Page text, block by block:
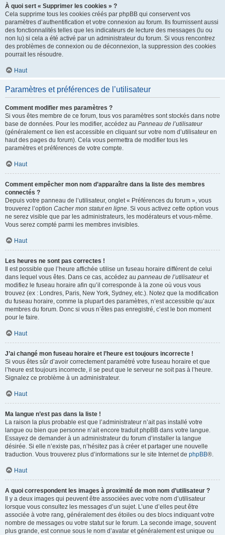
À quoi sert « Supprimer les cookies » ?
Cela supprime tous les cookies créés par phpBB qui conservent vos
paramètres d’authentification et votre connexion au forum. Ils fournissent aussi
des fonctionnalités telles que les indicateurs de lecture des messages (lu ou
non lu) si cela a été activé par un administrateur du forum. Si vous rencontrez
des problèmes de connexion ou de déconnexion, la suppression des cookies
pourrait les résoudre.
Haut
Paramètres et préférences de l’utilisateur
Comment modifier mes paramètres ?
Si vous êtes membre de ce forum, tous vos paramètres sont stockés dans notre
base de données. Pour les modifier, accédez au Panneau de l’utilisateur
(généralement ce lien est accessible en cliquant sur votre nom d’utilisateur en
haut des pages du forum). Cela vous permettra de modifier tous les
paramètres et préférences de votre compte.
Haut
Comment empêcher mon nom d’apparaître dans la liste des membres
connectés ?
Depuis votre panneau de l’utilisateur, onglet « Préférences du forum », vous
trouverez l’option Cacher mon statut en ligne. Si vous activez cette option vous
ne serez visible que par les administrateurs, les modérateurs et vous-même.
Vous serez compté parmi les membres invisibles.
Haut
Les heures ne sont pas correctes !
Il est possible que l’heure affichée utilise un fuseau horaire différent de celui
dans lequel vous êtes. Dans ce cas, accédez au panneau de l’utilisateuret
modifiez le fuseau horaire afin qu’il corresponde à la zone où vous vous
trouvez (ex : Londres, Paris, New York, Sydney, etc.). Notez que la modification
du fuseau horaire, comme la plupart des paramètres, n’est accessible qu’aux
membres du forum. Donc si vous n’êtes pas enregistré, c’est le bon moment
pour le faire.
Haut
J’ai changé mon fuseau horaire et l’heure est toujours incorrecte !
Si vous êtes sûr d’avoir correctement paramétré votre fuseau horaire et que
l’heure est toujours incorrecte, il se peut que le serveur ne soit pas à l’heure.
Signalez ce problème à un administrateur.
Haut
Ma langue n’est pas dans la liste !
La raison la plus probable est que l’administrateur n’ait pas installé votre
langue ou bien que personne n’ait encore traduit phpBB dans votre langue.
Essayez de demander à un administrateur du forum d’installer la langue
désirée. Si elle n’existe pas, n’hésitez pas à créer et partager une nouvelle
traduction. Vous trouverez plus d’informations sur le site Internet de phpBB®.
Haut
A quoi correspondent les images à proximité de mon nom d’utilisateur ?
Il y a deux images qui peuvent être associées avec votre nom d’utilisateur
lorsque vous consultez les messages d’un sujet. L’une d’elles peut être
associée à votre rang, généralement des étoiles ou des blocs indiquant votre
nombre de messages ou votre statut sur le forum. La seconde image, souvent
plus grande, est connue sous le nom d’avatar et généralement est unique ou